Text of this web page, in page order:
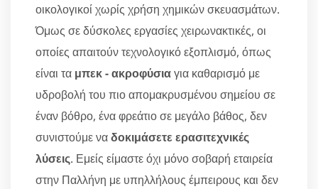
οικολογικοί χωρίς χρήση χημικών σκευασμάτων.
Όμως σε δύσκολες εργασίες χειρωνακτικές, οι
οποίες απαιτούν τεχνολογικό εξοπλισμό, όπως
είναι τα μπεκ - ακροφύσιαγια καθαρισμό με
υδροβολή του πιο απομακρυσμένου σημείου σε
έναν βόθρο, ένα φρεάτιο σε μεγάλο βάθος, δεν
συνιστούμε ναδοκιμάσετε ερασιτεχνικές
λύσεις. Εμείς είμαστε όχι μόνο σοβαρή εταιρεία
στην Παλλήνη με υπηλλήλους έμπειρους και δεν